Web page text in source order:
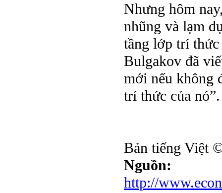
Nhưng hôm
nhũng và lạm
tầng lớp trí
Bulgakov đã
mới nếu không
trí thức của nó”.
Bản tiếng Việt
Nguồn:
http://